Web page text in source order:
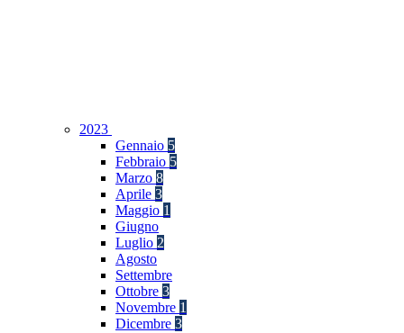
2023
Gennaio 5
Febbraio 5
Marzo 8
Aprile 3
Maggio 1
Giugno
Luglio 2
Agosto
Settembre
Ottobre 3
Novembre 1
Dicembre 3